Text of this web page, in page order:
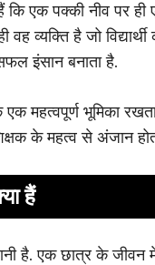
एक पक्की नीव पर
वह व्यक्ति है जो
इंसान बनाता है.
एक महत्वपूर्ण भूमिका
के महत्व से अंजान
हैं
है. एक छात्र के जीवन